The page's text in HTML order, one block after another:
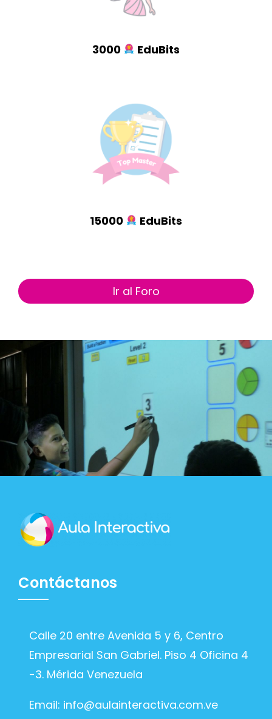
3000 EduBits
15000 EduBits
Ir al Foro
Contáctanos
Calle 20 entre Avenida 5 y 6, Centro
Empresarial San Gabriel. Piso 4 Oficina 4
-3. Mérida Venezuela
Email: info@aulainteractiva.com.ve